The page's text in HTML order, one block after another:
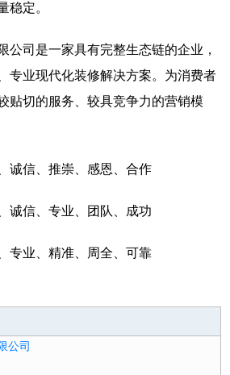
稳定。
公司是一家具有完整生态链的企业，
专业现代化装修解决方案。为消费者
贴切的服务、较具竞争力的营销模
诚信、推崇、感恩、合作
诚信、专业、团队、成功
专业、精准、周全、可靠
公司